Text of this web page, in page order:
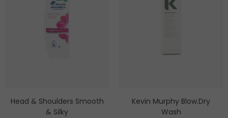
Head & Shoulders Smooth
& Silky
Kevin Murphy Blow.Dry
Wash